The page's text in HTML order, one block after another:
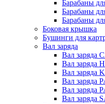
Барабаны
Барабаны
Барабаны
Боковая крышка
Бушинги для
Вал заряда
Вал заряда
Вал заряда
Вал заряда
Вал заряда
Вал заряда
Вал заряда